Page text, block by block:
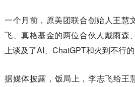
一个月前，原美团联合创始人王慧
飞、真格基金的两位合伙人戴雨森
上谈及了AI、ChatGPT和火到不行的
据媒体披露，饭局上，李志飞给王